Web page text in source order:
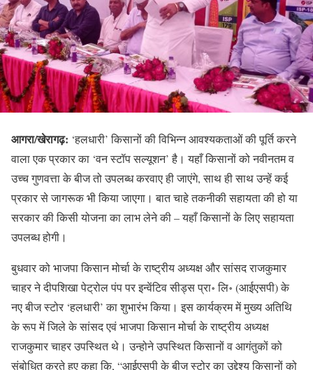
आगरा/खेरागढ़: ‘हलधारी’ किसानों की विभिन्न आवश्यकताओं की पूर्ति करने
वाला एक प्रकार का ‘वन स्टॉप सल्यूशन’ है। यहाँ किसानों को नवीनतम व
उच्च गुणवत्ता के बीज तो उपलब्ध करवाए ही जाएंगे, साथ ही साथ उन्हें कई
प्रकार से जागरूक भी किया जाएगा। बात चाहे तकनीकी सहायता की हो या
सरकार की किसी योजना का लाभ लेने की – यहाँ किसानों के लिए सहायता
उपलब्ध होगी।
बुधवार को भाजपा किसान मोर्चा के राष्ट्रीय अध्यक्ष और सांसद राजकुमार
चाहर ने दीपशिखा पेट्रोल पंप पर इन्वेंटिव सीड्स प्रा॰ लि॰ (आईएसपी) के
नए बीज स्टोर ‘हलधारी’ का शुभारंभ किया। इस कार्यक्रम में मुख्य अतिथि
के रूप में जिले के सांसद एवं भाजपा किसान मोर्चा के राष्ट्रीय अध्यक्ष
राजकुमार चाहर उपस्थित थे। उन्होने उपस्थित किसानों व आगंतुकों को
संबोधित करते हुए कहा कि, “आईएसपी के बीज स्टोर का उद्देश्य किसानों को